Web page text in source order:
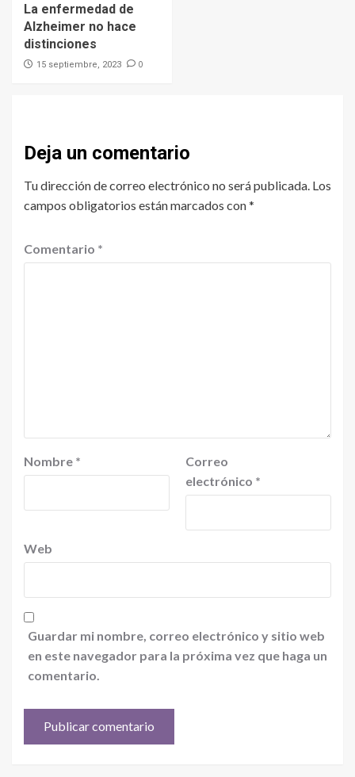
La enfermedad de
Alzheimer no hace
distinciones
15 septiembre, 2023 0
Deja un comentario
Tu dirección de correo electrónico no será publicada. Los
campos obligatorios están marcados con*
Comentario *
Nombre *
Correo
electrónico *
Web
Guardar mi nombre, correo electrónico y sitio web
en este navegador para la próxima vez que haga un
comentario.